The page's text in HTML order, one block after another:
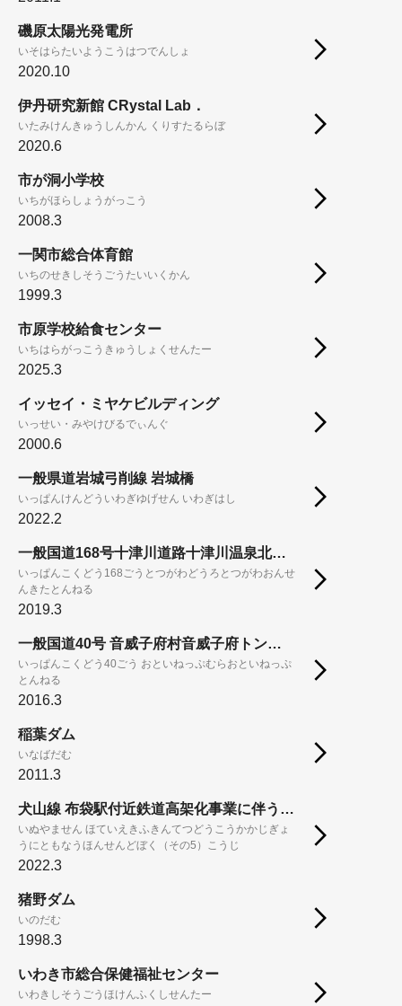
磯原太陽光発電所
いそはらたいようこうはつでんしょ
2020.10
伊丹研究新館 CRystal Lab．
いたみけんきゅうしんかん くりすたるらぼ
2020.6
市が洞小学校
いちがほらしょうがっこう
2008.3
一関市総合体育館
いちのせきしそうごうたいいくかん
1999.3
市原学校給食センター
いちはらがっこうきゅうしょくせんたー
2025.3
イッセイ・ミヤケビルディング
いっせい・みやけびるでぃんぐ
2000.6
一般県道岩城弓削線 岩城橋
いっぱんけんどういわぎゆげせん いわぎはし
2022.2
一般国道168号十津川道路十津川温泉北トンネル
いっぱんこくどう168ごうとつがわどうろとつがわおんせ
んきたとんねる
2019.3
一般国道40号 音威子府村音威子府トンネル
いっぱんこくどう40ごう おといねっぷむらおといねっぷ
とんねる
2016.3
稲葉ダム
いなばだむ
2011.3
犬山線 布袋駅付近鉄道高架化事業に伴う本線土木（その5）工事
いぬやません ほていえきふきんてつどうこうかかじぎょ
うにともなうほんせんどぼく（その5）こうじ
2022.3
猪野ダム
いのだむ
1998.3
いわき市総合保健福祉センター
いわきしそうごうほけんふくしせんたー